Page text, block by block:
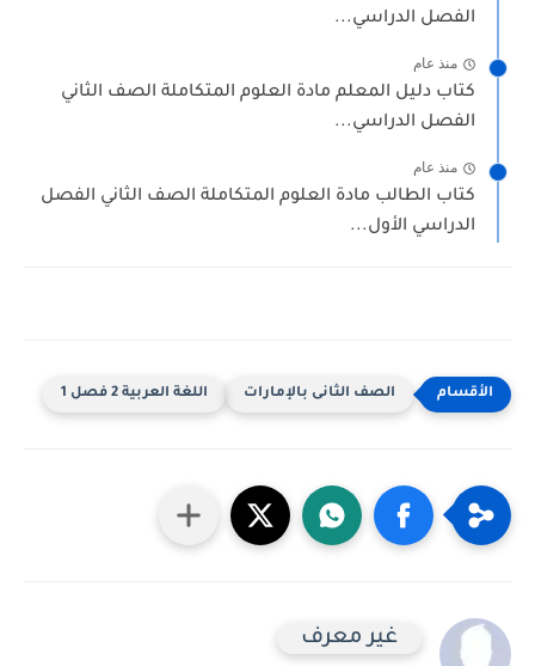
الفصل الدراسي...
منذ عام
كتاب دليل المعلم مادة العلوم المتكاملة الصف الثاني
الفصل الدراسي...
منذ عام
كتاب الطالب مادة العلوم المتكاملة الصف الثاني الفصل
الدراسي الأول...
الصف الثانى بالإمارات اللغة العربية 2 فصل 1
غير معرف